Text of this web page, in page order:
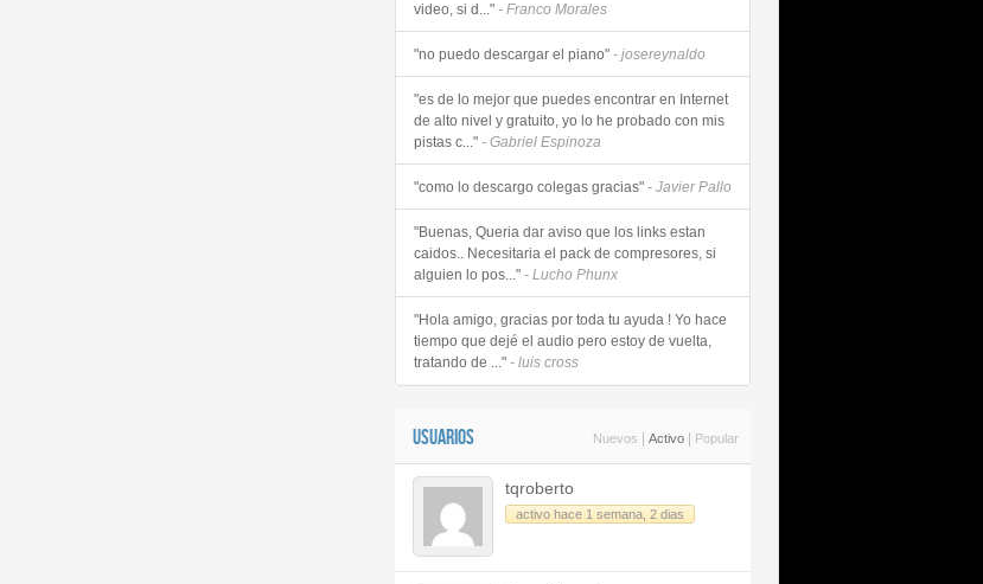
video, si d..." - Franco Morales
"no puedo descargar el piano" - josereynaldo
"es de lo mejor que puedes encontrar en Internet
de alto nivel y gratuito, yo lo he probado con mis
pistas c..." - Gabriel Espinoza
"como lo descargo colegas gracias" - Javier Pallo
"Buenas, Queria dar aviso que los links estan
caidos.. Necesitaria el pack de compresores, si
alguien lo pos..." - Lucho Phunx
"Hola amigo, gracias por toda tu ayuda ! Yo hace
tiempo que dejé el audio pero estoy de vuelta,
tratando de ..." - luis cross
USUARIOS Nuevos Activo Popular
tqroberto
activo hace 1 semana, 2 dias